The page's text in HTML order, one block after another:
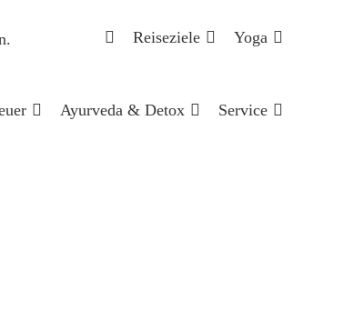
Reiseziele Yoga
Ayurveda & Detox Service